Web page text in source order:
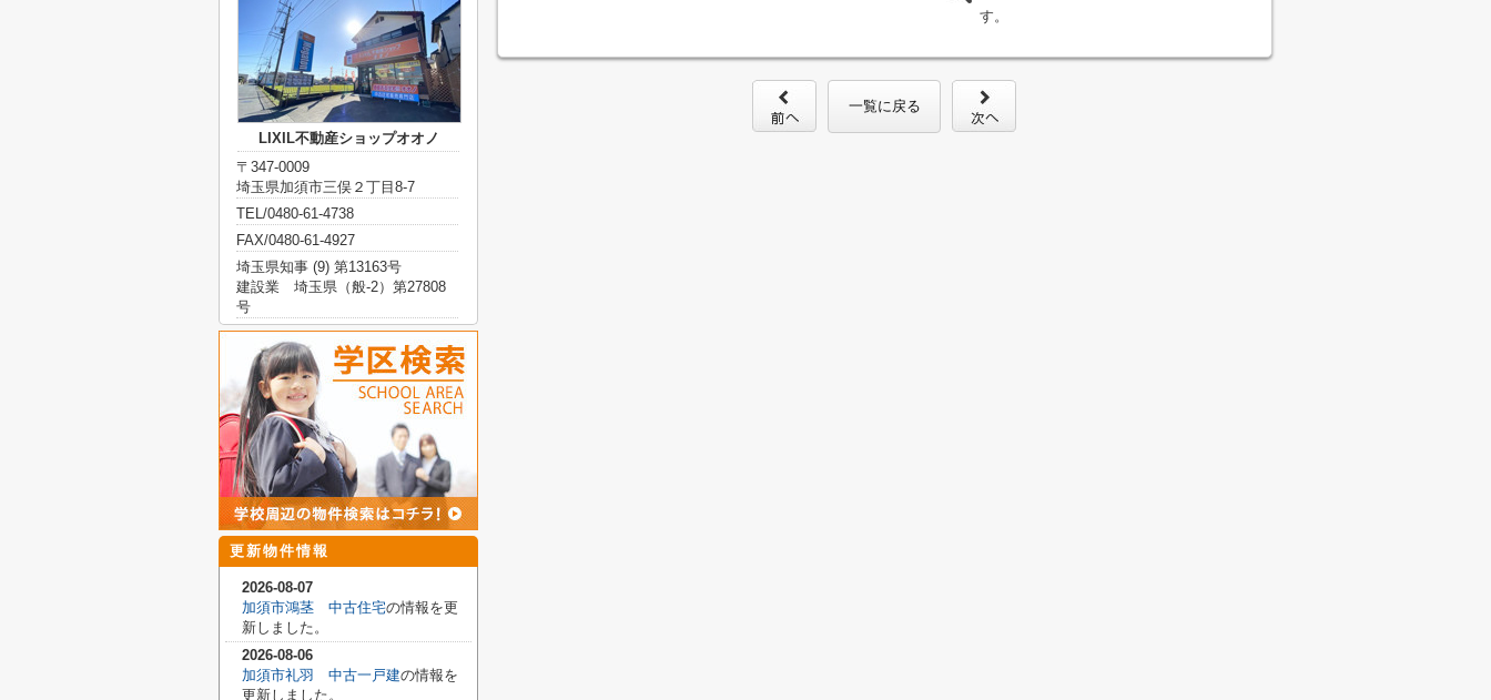
す。
一覧に戻る
LIXIL不動産ショップオオノ
〒347-0009
埼玉県加須市三俣２丁目8-7
TEL/0480-61-4738
FAX/0480-61-4927
埼玉県知事 (9) 第13163号
建設業 埼玉県（般-2）第27808
号
更新物件情報
2026-08-07
加須市鴻茎 中古住宅の情報を更
新しました。
2026-08-06
加須市礼羽 中古一戸建の情報を
更新しました。